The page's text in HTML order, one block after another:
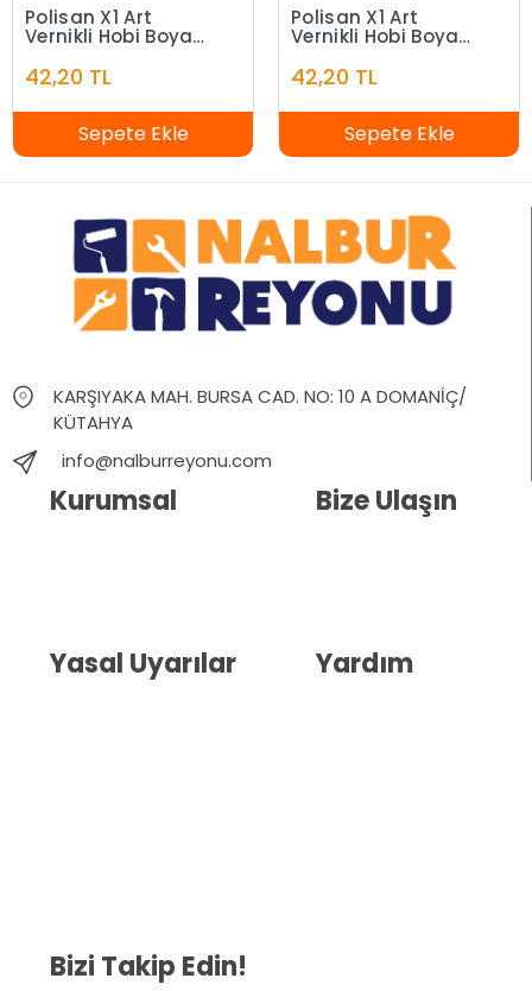
Polisan X1 Art
Vernikli Hobi Boyası
42,20 TL
Sepete Ekle
Polisan X1 Art
Vernikli Hobi Boyası
42,20 TL
Sepete Ekle
KARŞIYAKA MAH. BURSA CAD. NO: 10 A DOMANİÇ/
KÜTAHYA
info@nalburreyonu.com
Kurumsal
Yasal Uyarılar
Bize Ulaşın
Yardım
Bizi Takip Edin!